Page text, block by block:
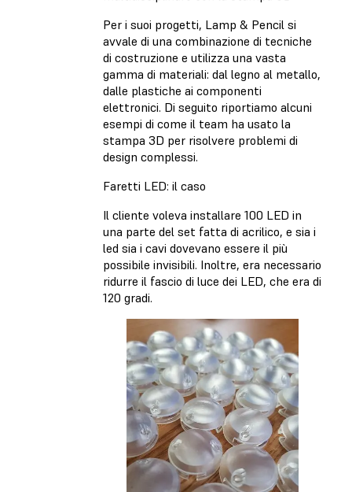
Per i suoi progetti, Lamp & Pencil si
avvale di una combinazione di tecniche
di costruzione e utilizza una vasta
gamma di materiali: dal legno al metallo,
dalle plastiche ai componenti
elettronici. Di seguito riportiamo alcuni
esempi di come il team ha usato la
stampa 3D per risolvere problemi di
design complessi.
Faretti LED: il caso
Il cliente voleva installare 100 LED in
una parte del set fatta di acrilico, e sia i
led sia i cavi dovevano essere il più
possibile invisibili. Inoltre, era necessario
ridurre il fascio di luce dei LED, che era di
120 gradi.